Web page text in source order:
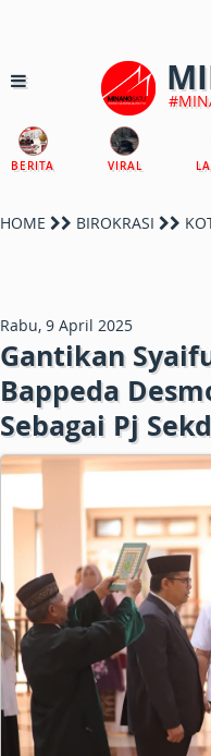
BERITA VIRAL
HOME BIROKRASI
Rabu, 9 April 2025
Gantikan
Bappeda
Sebagai Pj